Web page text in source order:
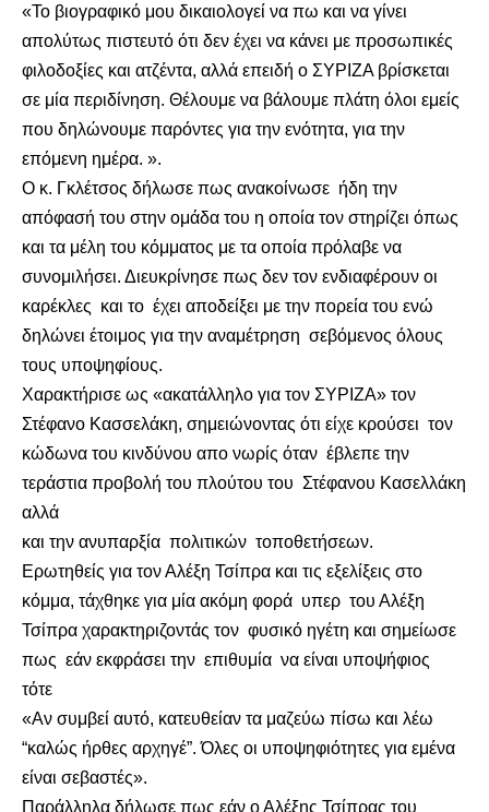
«Το βιογραφικό μου δικαιολογεί να πω και να γίνει
απολύτως πιστευτό ότι δεν έχει να κάνει με προσωπικές
φιλοδοξίες και ατζέντα, αλλά επειδή ο ΣΥΡΙΖΑ βρίσκεται
σε μία περιδίνηση. Θέλουμε να βάλουμε πλάτη όλοι εμείς
που δηλώνουμε παρόντες για την ενότητα, για την
επόμενη ημέρα. ».
Ο κ. Γκλέτσος δήλωσε πως ανακοίνωσε ήδη την
απόφασή του στην ομάδα του η οποία τον στηρίζει όπως
και τα μέλη του κόμματος με τα οποία πρόλαβε να
συνομιλήσει. Διευκρίνησε πως δεν τον ενδιαφέρουν οι
καρέκλες και το έχει αποδείξει με την πορεία του ενώ
δηλώνει έτοιμος για την αναμέτρηση σεβόμενος όλους
τους υποψηφίους.
Χαρακτήρισε ως «ακατάλληλο για τον ΣΥΡΙΖΑ» τον
Στέφανο Κασσελάκη, σημειώνοντας ότι είχε κρούσει τον
κώδωνα του κινδύνου απο νωρίς όταν έβλεπε την
τεράστια προβολή του πλούτου του Στέφανου Κασελλάκη
αλλά
και την ανυπαρξία πολιτικών τοποθετήσεων.
Ερωτηθείς για τον Αλέξη Τσίπρα και τις εξελίξεις στο
κόμμα, τάχθηκε για μία ακόμη φορά υπερ του Αλέξη
Τσίπρα χαρακτηριζοντάς τον φυσικό ηγέτη και σημείωσε
πως εάν εκφράσει την επιθυμία να είναι υποψήφιος
τότε
«Αν συμβεί αυτό, κατευθείαν τα μαζεύω πίσω και λέω
“καλώς ήρθες αρχηγέ”. Όλες οι υποψηφιότητες για εμένα
είναι σεβαστές».
Παράλληλα δήλωσε πως εάν ο Αλέξης Τσίπρας του